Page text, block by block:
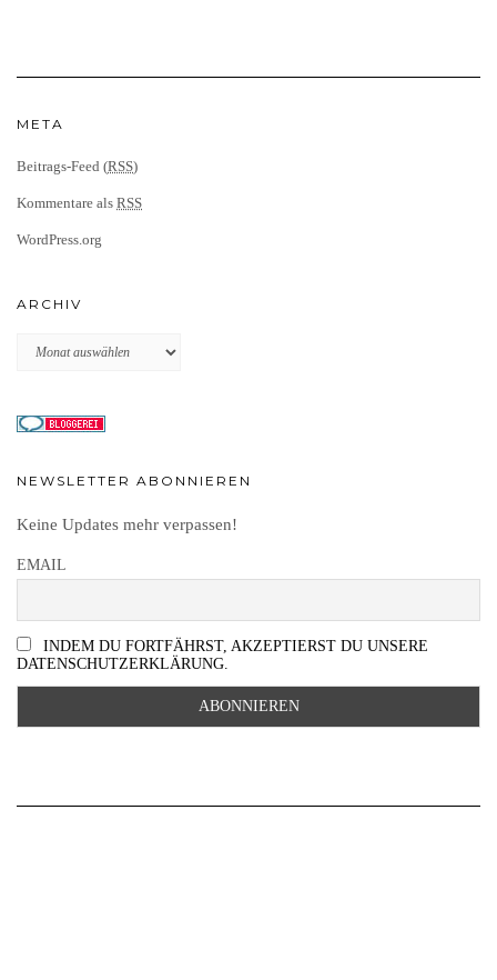
META
Beitrags-Feed (RSS)
Kommentare als RSS
WordPress.org
ARCHIV
Archiv
NEWSLETTER ABONNIEREN
Keine Updates mehr verpassen!
EMAIL
INDEM DU FORTFÄHRST, AKZEPTIERST DU UNSERE
DATENSCHUTZERKLÄRUNG.